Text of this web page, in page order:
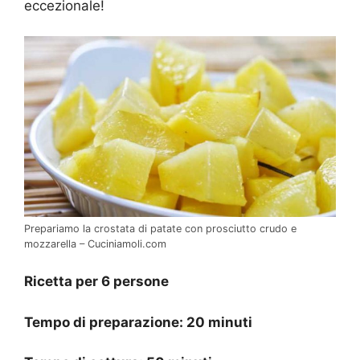
eccezionale!
Prepariamo la crostata di patate con prosciutto crudo e
mozzarella – Cuciniamoli.com
Ricetta per 6 persone
Tempo di preparazione: 20 minuti